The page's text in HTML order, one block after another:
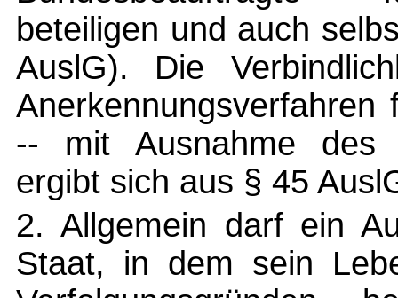
beteiligen und auch
AuslG). Die
Anerkennungsverfahren
-- mit Ausnahme des
ergibt sich aus § 45
2. Allgemein darf ein
Staat, in dem sein